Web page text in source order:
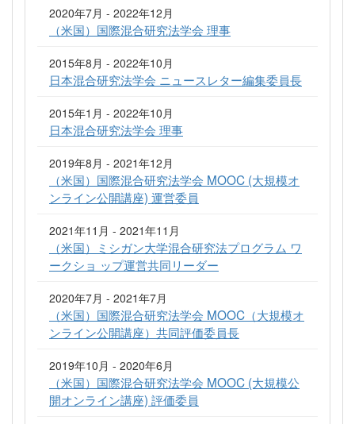
2020年7月 - 2022年12月
（米国）国際混合研究法学会 理事
2015年8月 - 2022年10月
日本混合研究法学会 ニュースレター編集委員長
2015年1月 - 2022年10月
日本混合研究法学会 理事
2019年8月 - 2021年12月
（米国）国際混合研究法学会 MOOC (大規模オ
ンライン公開講座) 運営委員
2021年11月 - 2021年11月
（米国）ミシガン大学混合研究法プログラム ワ
ークショ ップ運営共同リーダー
2020年7月 - 2021年7月
（米国）国際混合研究法学会 MOOC（大規模オ
ンライン公開講座）共同評価委員長
2019年10月 - 2020年6月
（米国）国際混合研究法学会 MOOC (大規模公
開オンライン講座) 評価委員